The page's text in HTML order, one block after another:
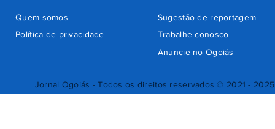
Jornal Ogoiás - Todos os direitos reservados © 2021 - 2025
Quem somos
Sugestão de reportagem
Trabalhe conosco
Política de privacidade
Anuncie no Ogoiás